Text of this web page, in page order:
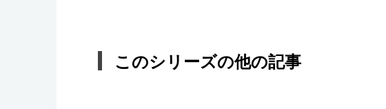
このシリーズの他の記事